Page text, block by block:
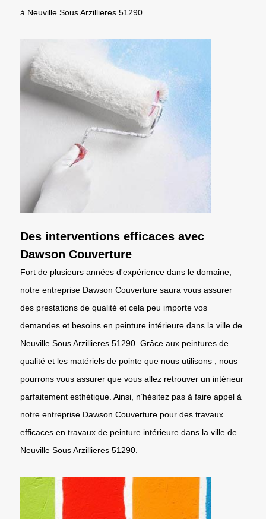
à Neuville Sous Arzillieres 51290.
Des interventions efficaces avec
Dawson Couverture
Fort de plusieurs années d'expérience dans le domaine,
notre entreprise Dawson Couverture saura vous assurer
des prestations de qualité et cela peu importe vos
demandes et besoins en peinture intérieure dans la ville de
Neuville Sous Arzillieres 51290. Grâce aux peintures de
qualité et les matériels de pointe que nous utilisons ; nous
pourrons vous assurer que vous allez retrouver un intérieur
parfaitement esthétique. Ainsi, n’hésitez pas à faire appel à
notre entreprise Dawson Couverture pour des travaux
efficaces en travaux de peinture intérieure dans la ville de
Neuville Sous Arzillieres 51290.